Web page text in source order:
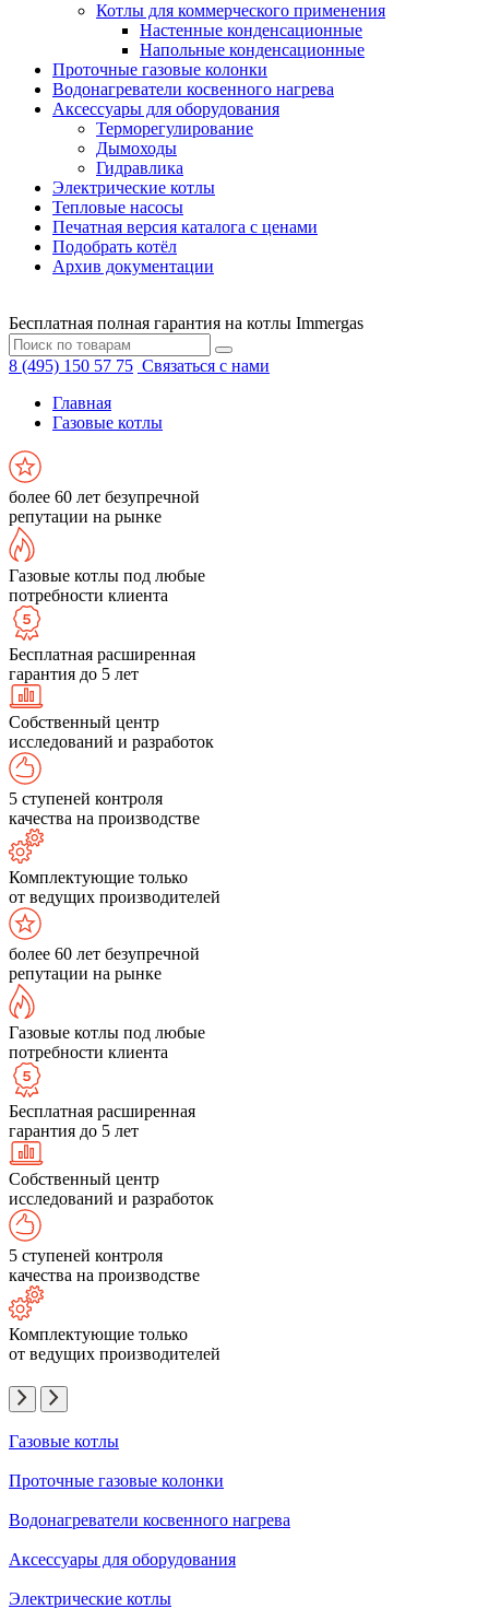
Котлы для коммерческого применения
Настенные конденсационные
Напольные конденсационные
Проточные газовые колонки
Водонагреватели косвенного нагрева
Аксессуары для оборудования
Терморегулирование
Дымоходы
Гидравлика
Электрические котлы
Тепловые насосы
Печатная версия каталога с ценами
Подобрать котёл
Архив документации
Бесплатная полная гарантия на котлы Immergas
8 (495) 150 57 75 Связаться с нами
Главная
Газовые котлы
более 60 лет безупречной
репутации на рынке
Газовые котлы под любые
потребности клиента
Бесплатная расширенная
гарантия до 5 лет
Собственный центр
исследований и разработок
5 ступеней контроля
качества на производстве
Комплектующие только
от ведущих производителей
более 60 лет безупречной
репутации на рынке
Газовые котлы под любые
потребности клиента
Бесплатная расширенная
гарантия до 5 лет
Собственный центр
исследований и разработок
5 ступеней контроля
качества на производстве
Комплектующие только
от ведущих производителей
Газовые котлы
Проточные газовые колонки
Водонагреватели косвенного нагрева
Аксессуары для оборудования
Электрические котлы